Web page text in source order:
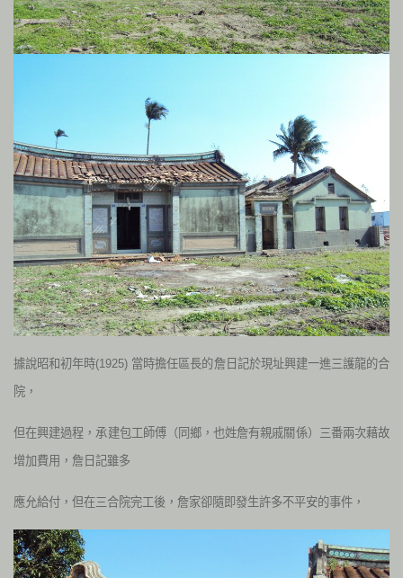
據說昭和初年時(1925) 當時擔任區長的詹日記於現址興建一進三護龍的合
院，
但在興建過程，承建包工師傅（同鄉，也姓詹有親戚關係）三番兩次藉故
增加費用，詹日記雖多
應允給付，但在三合院完工後，詹家卻隨即發生許多不平安的事件，